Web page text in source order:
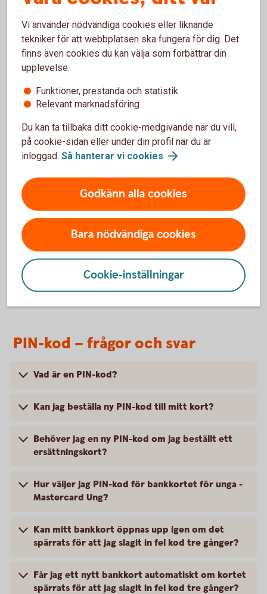
Skaffa ersättningskort
Om du ha slagit fel PIN-kod 3 gånger så spärras
Du kan inte öppna upp ett som spärrats
Om detta skett så beställer du alltid ett nytt kort -
PIN-kod som till föregående kort
Skaffaersättningskort
PIN-kod – frågor och svar
Vad är en PIN-kod?
Kan jag beställa ny PIN-kod till mitt kort?
Behöver jag en ny PIN-kod om jag beställt ett
ersättningskort?
Hur väljer jag PIN-kod för bankkortet för unga -
Mastercard Ung?
Kan mitt bankkort öppnas upp igen om det
spärrats för att jag slagit in fel kod tre gånger?
Får jag ett nytt bankkort automatiskt om kortet
spärrats för att jag slagit in fel kod tre gånger?
Vi använder nödvändiga cookies eller liknande
tekniker för att webbplatsen ska fungera för dig. Det
finns även cookies du kan välja som förbättrar din
upplevelse:
Funktioner, prestanda och statistik
Relevant marknadsföring
Du kan ta tillbaka ditt cookie-medgivande när du vill,
på cookie-sidan eller under din profil när du är
inloggad. Så hanterar vi cookies .
Godkänn alla cookies
Bara nödvändiga cookies
Cookie-inställningar